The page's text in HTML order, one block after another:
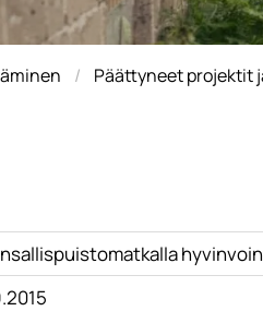
Päättyneet projektit